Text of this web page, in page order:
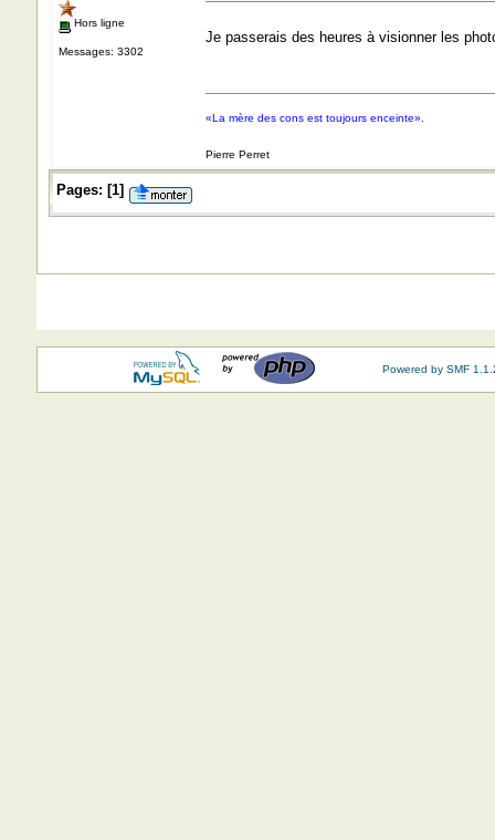
Hors ligne
Messages: 3302
Je passerais des heures à visionner les
«La mère des cons est toujours enceinte».
Pierre Perret
Pages: [1]
Powered by SMF